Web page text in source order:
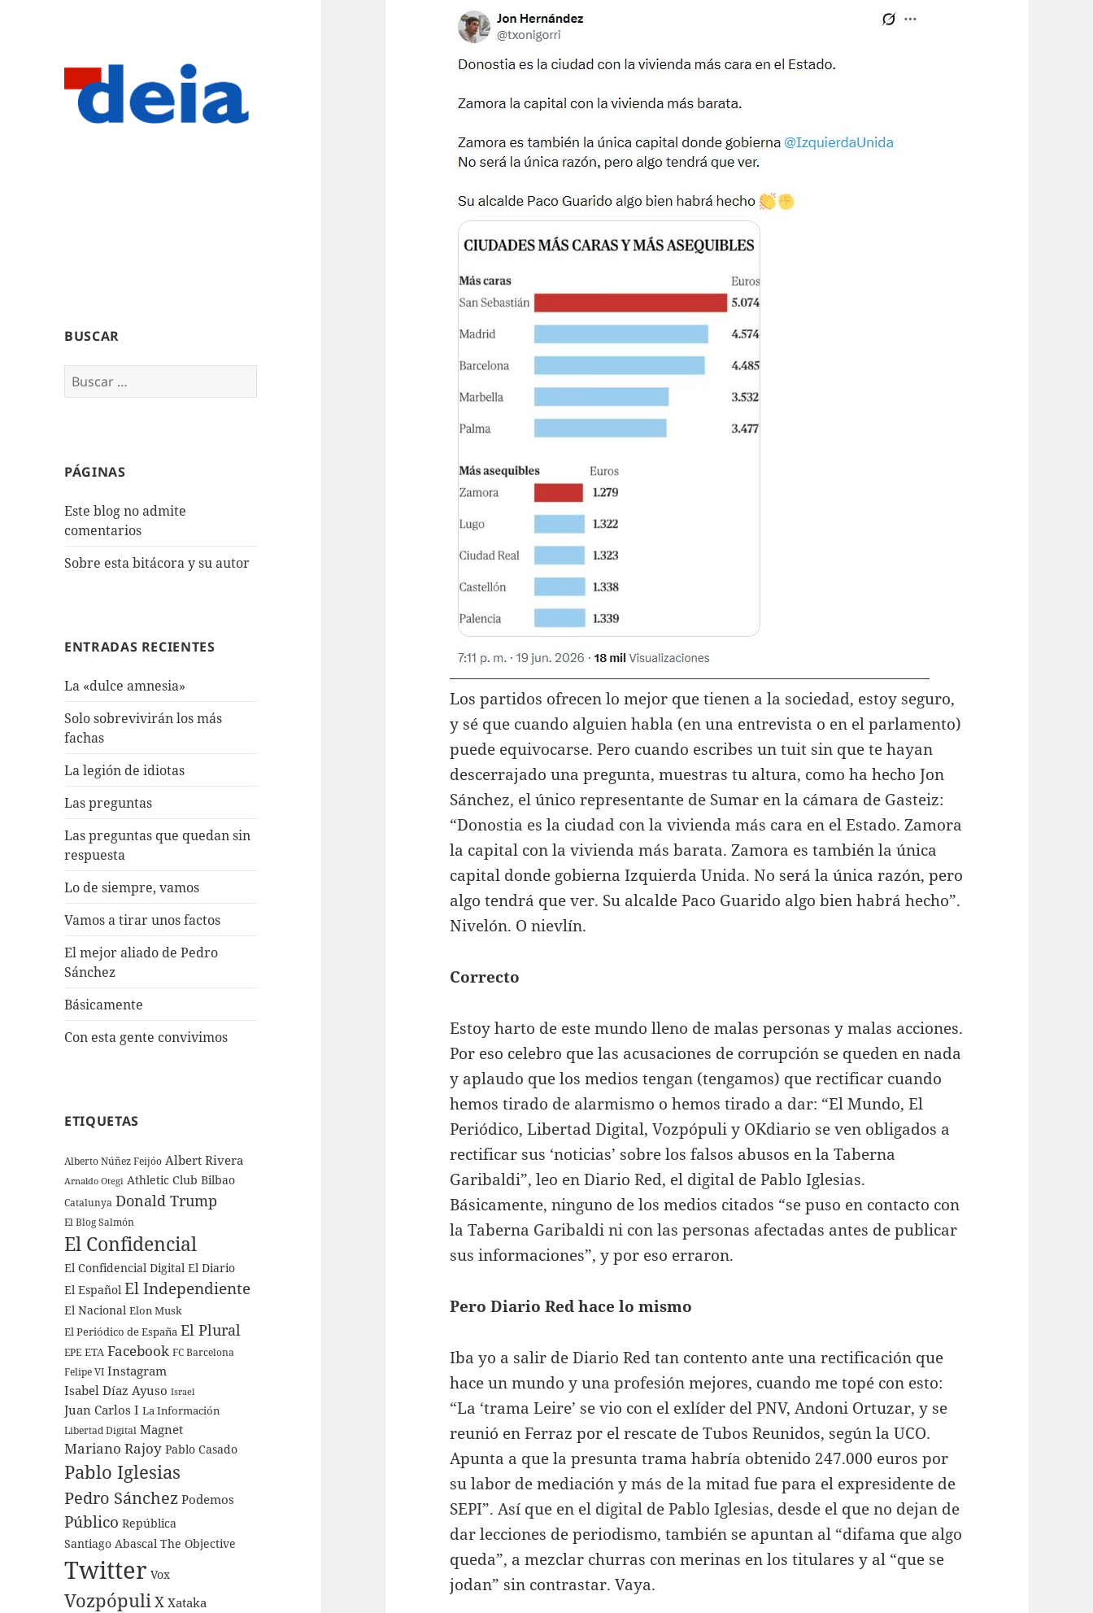
BUSCAR
Buscar:
PÁGINAS
Este blog no admite
comentarios
Sobre esta bitácora y su autor
ENTRADAS RECIENTES
La «dulce amnesia»
Solo sobrevivirán los más
fachas
La legión de idiotas
Las preguntas
Las preguntas que quedan sin
respuesta
Lo de siempre, vamos
Vamos a tirar unos factos
El mejor aliado de Pedro
Sánchez
Básicamente
Con esta gente convivimos
ETIQUETAS
Alberto Núñez Feijóo Albert Rivera
Arnaldo Otegi Athletic Club Bilbao
Catalunya Donald Trump
El Blog Salmón
El Confidencial
El Confidencial Digital El Diario
El Español El Independiente
El Nacional Elon Musk
El Periódico de España El Plural
EPE ETA Facebook FC Barcelona
Felipe VI Instagram
Isabel Díaz Ayuso Israel
Juan Carlos I La Información
Libertad Digital Magnet
Mariano Rajoy Pablo Casado
Pablo Iglesias
Pedro Sánchez Podemos
Público República
Santiago Abascal The Objective
Twitter Vox
Vozpópuli X Xataka
Los partidos ofrecen lo mejor que tienen a la sociedad, estoy seguro,
y sé que cuando alguien habla (en una entrevista o en el parlamento)
puede equivocarse. Pero cuando escribes un tuit sin que te hayan
descerrajado una pregunta, muestras tu altura, como ha hecho Jon
Sánchez, el único representante de Sumar en la cámara de Gasteiz:
“Donostia es la ciudad con la vivienda más cara en el Estado. Zamora
la capital con la vivienda más barata. Zamora es también la única
capital donde gobierna Izquierda Unida. No será la única razón, pero
algo tendrá que ver. Su alcalde Paco Guarido algo bien habrá hecho”.
Nivelón. O nievlín.
Correcto
Estoy harto de este mundo lleno de malas personas y malas acciones.
Por eso celebro que las acusaciones de corrupción se queden en nada
y aplaudo que los medios tengan (tengamos) que rectificar cuando
hemos tirado de alarmismo o hemos tirado a dar: “El Mundo, El
Periódico, Libertad Digital, Vozpópuli y OKdiario se ven obligados a
rectificar sus ‘noticias’ sobre los falsos abusos en la Taberna
Garibaldi”, leo en Diario Red, el digital de Pablo Iglesias.
Básicamente, ninguno de los medios citados “se puso en contacto con
la Taberna Garibaldi ni con las personas afectadas antes de publicar
sus informaciones”, y por eso erraron.
Pero Diario Red hace lo mismo
Iba yo a salir de Diario Red tan contento ante una rectificación que
hace un mundo y una profesión mejores, cuando me topé con esto:
“La ‘trama Leire’ se vio con el exlíder del PNV, Andoni Ortuzar, y se
reunió en Ferraz por el rescate de Tubos Reunidos, según la UCO.
Apunta a que la presunta trama habría obtenido 247.000 euros por
su labor de mediación y más de la mitad fue para el expresidente de
SEPI”. Así que en el digital de Pablo Iglesias, desde el que no dejan de
dar lecciones de periodismo, también se apuntan al “difama que algo
queda”, a mezclar churras con merinas en los titulares y al “que se
jodan” sin contrastar. Vaya.